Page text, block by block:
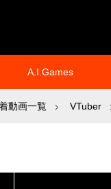
A.I.Games
動画一覧 VTuber